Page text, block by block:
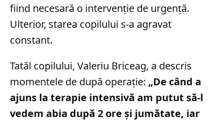
fiind necesară o intervenție de urgență.
Ulterior, starea copilului s-a agravat
constant.
Tatăl copilului, Valeriu Briceag, a descris
momentele de după operație: „De când a
ajuns la terapie intensivă am putut să-l
vedem abia după 2 ore şi jumătate, iar